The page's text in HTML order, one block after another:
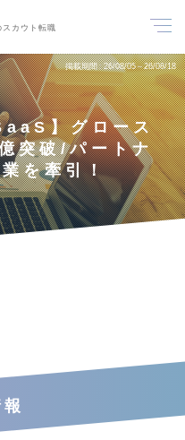
スカウト転職
掲載期間 26/08/05～26/08/18
】グロース
突破/パートナ
を牽引！